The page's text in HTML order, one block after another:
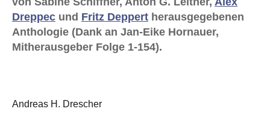
Dreppec und Fritz Deppert herausgegebenen
Anthologie (Dank an Jan-Eike Hornauer,
Mitherausgeber Folge 1-154).
Andreas H. Drescher